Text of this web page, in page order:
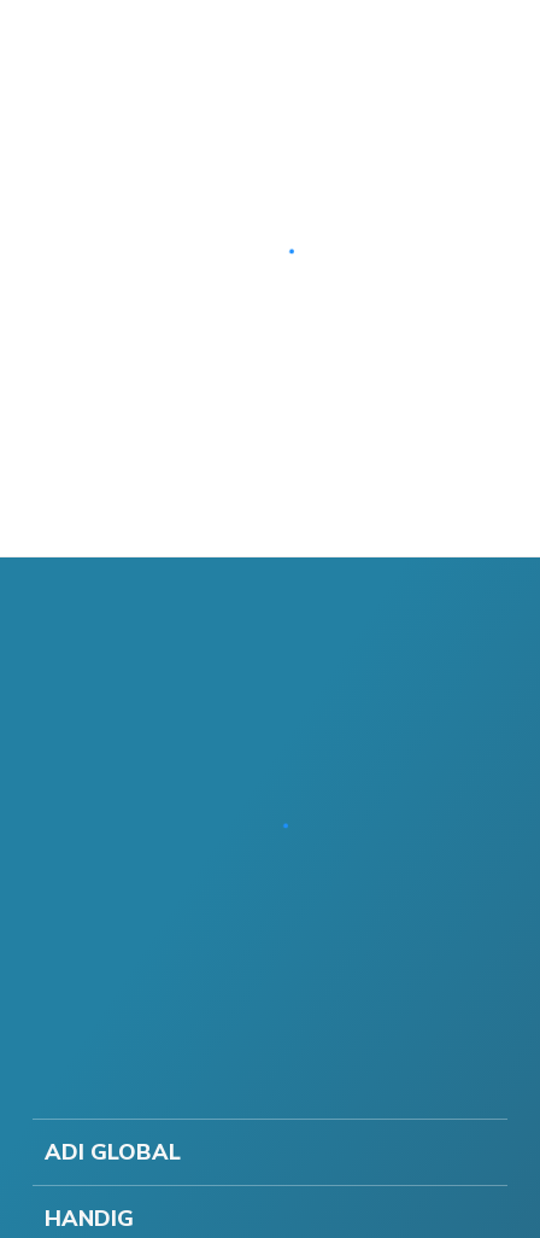
ADI GLOBAL
HANDIG